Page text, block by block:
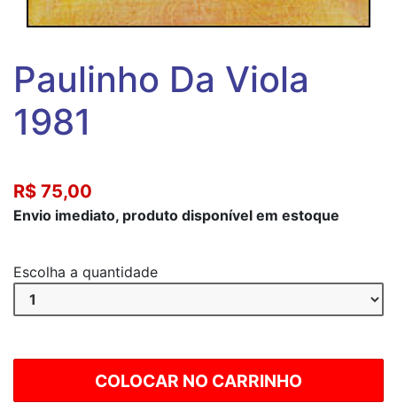
Paulinho Da Viola
1981
R$ 75,00
Envio imediato, produto disponível em estoque
Escolha a quantidade